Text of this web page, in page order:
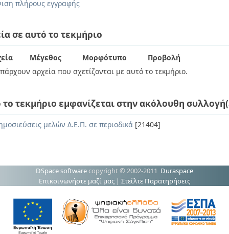
πλήρους εγγραφής
σε αυτό το τεκμήριο
Μέγεθος Μορφότυπο
Προβολή
αρχεία που σχετίζονται με αυτό το τεκμήριο.
το τεκμήριο εμφανίζεται στην ακόλουθη
μελών Δ.Ε.Π. σε περιοδικά [21404]
DSpace software copyright © 2002-2011 Duraspace
Επικοινωνήστε μαζί μας | Στείλτε Παρατηρήσεις